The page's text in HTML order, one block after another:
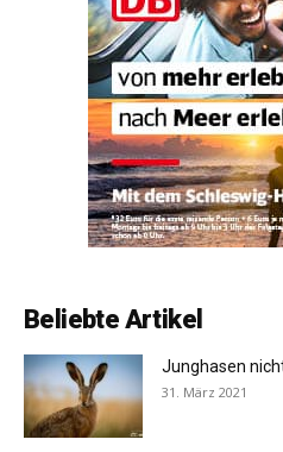
Beliebte Artikel
Junghasen
31. März 2021